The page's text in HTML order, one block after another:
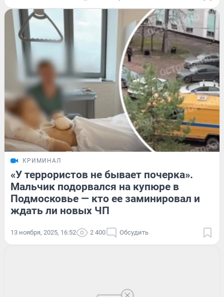
КРИМИНАЛ
«У террористов не бывает почерка».
Мальчик подорвался на купюре в
Подмосковье — кто ее заминировал и
ждать ли новых ЧП
13 ноября, 2025, 16:52 2 400 Обсудить